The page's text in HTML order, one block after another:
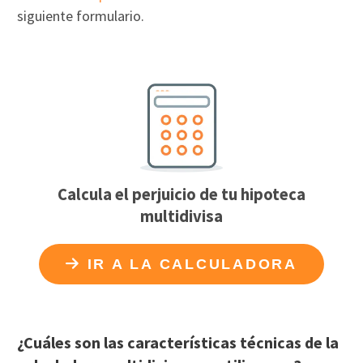
siguiente formulario.
Calcula el perjuicio de tu hipoteca
multidivisa
IR A LA CALCULADORA
¿Cuáles son las características técnicas de la